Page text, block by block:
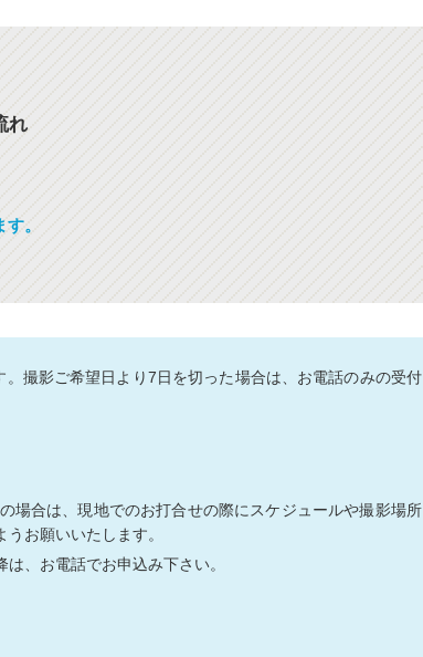
れ
。
撮影ご希望日より7日を切った場合は、お電話のみの受付
場合は、現地でのお打合せの際にスケジュールや撮影場所
お願いいたします。
、お電話でお申込み下さい。